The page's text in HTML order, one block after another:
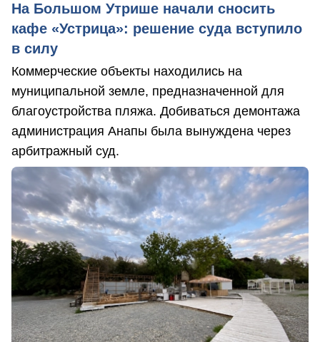
На Большом Утрише начали сносить
кафе «Устрица»: решение суда вступило
в силу
Коммерческие объекты находились на
муниципальной земле, предназначенной для
благоустройства пляжа. Добиваться демонтажа
администрация Анапы была вынуждена через
арбитражный суд.